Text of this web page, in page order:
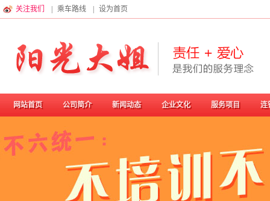
关注我们 乘车路线 设为首页
网站首页 公司简介 新闻动态 企业文化 服务项目 连